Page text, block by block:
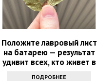
Положите лавровый лист
на батарею — результат
удивит всех, кто живет в
ПОДРОБНЕЕ